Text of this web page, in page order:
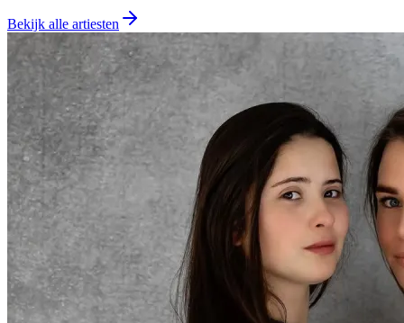
Bekijk alle artiesten